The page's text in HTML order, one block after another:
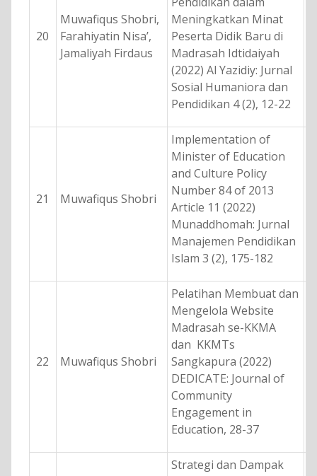
20
Muwafiqus Shobri,
Farahiyatin Nisa’,
Jamaliyah Firdaus
Meningkatkan Minat
Peserta Didik Baru di
Madrasah Idtidaiyah
(2022) Al Yazidiy: Jurnal
Sosial Humaniora dan
Pendidikan 4 (2), 12-22
21 Muwafiqus Shobri
Implementation of
Minister of Education
and Culture Policy
Number 84 of 2013
Article 11 (2022)
Munaddhomah: Jurnal
Manajemen Pendidikan
Islam 3 (2), 175-182
22 Muwafiqus Shobri
Pelatihan Membuat dan
Mengelola Website
Madrasah se-KKMA
dan KKMTs
Sangkapura (2022)
DEDICATE: Journal of
Community
Engagement in
Education, 28-37
Strategi dan Dampak